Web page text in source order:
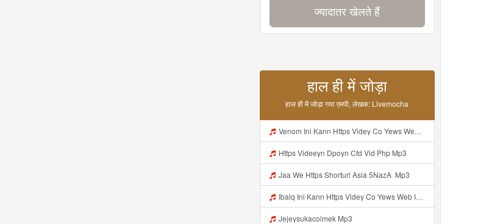
ज्यादातर खेलते हैं
हाल ही में जोड़ा
हाल ही में जोड़ा गया एमपी, लेखक: Livemocha
Venom Ini Kann Https Videy Co Yews Web Id PTldKA ᅠ ᅠ ᅠ ᅠ ᅠ ᅠ ᅠ ᅠ ᅠ ᅠ ᅠ ᅠ ᅠ ᅠ ᅠ ᅠ ᅠ ᅠ ᅠ ᅠ ᅠ ᅠ ᅠ ᅠ ᅠ ᅠ ᅠ ᅠ ᅠ ᅠ ᅠ ᅠ ᅠ ᅠ ᅠ ᅠ ᅠ ᅠ ᅠ ᅠ ᅠ ᅠ ᅠ ᅠ ᅠ ᅠ ᅠ ᅠ ᅠ ᅠ ᅠ ᅠ ᅠ ᅠ ᅠ ᅠ ᅠ ᅠ Mp3
Https Videeyn Dpoyn Cfd Vid Php Mp3
Jaa We Https Shorturl Asia 5NazA ᅟ Mp3
Ibalq Ini Kann Https Videy Co Yews Web Id PTldKA ᅠ ᅠ ᅠ ᅠ ᅠ ᅠ ᅠ ᅠ ᅠ ᅠ ᅠ ᅠ ᅠ ᅠ ᅠ ᅠ ᅠ ᅠ ᅠ ᅠ ᅠ ᅠ ᅠ ᅠ ᅠ ᅠ ᅠ ᅠ ᅠ ᅠ ᅠ ᅠ ᅠ ᅠ ᅠ ᅠ ᅠ ᅠ ᅠ ᅠ ᅠ ᅠ ᅠ ᅠ ᅠ ᅠ ᅠ ᅠ ᅠ ᅠ ᅠ ᅠ ᅠ ᅠ ᅠ ᅠ ᅠ ᅠ Mp3
Jejeysukacolmek Mp3